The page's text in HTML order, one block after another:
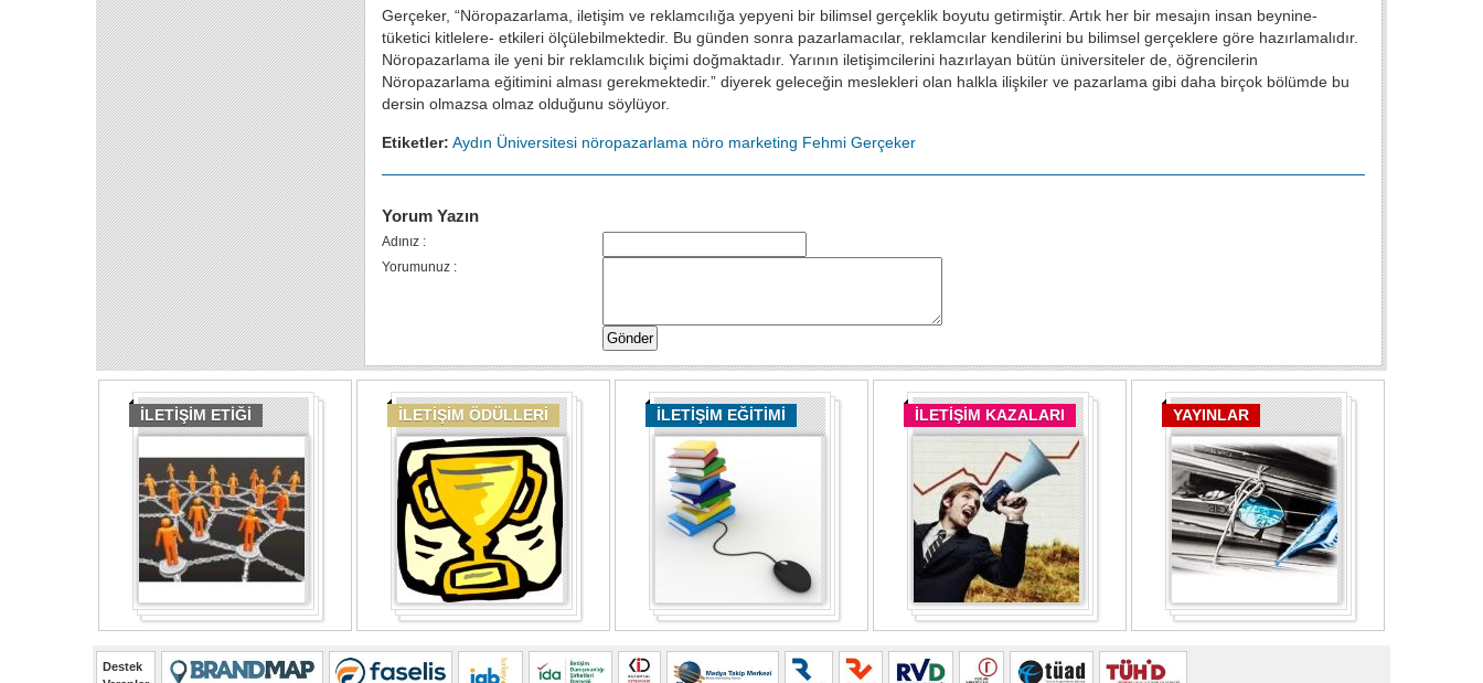
Gerçeker, “Nöropazarlama, iletişim ve reklamcılığa yepyeni bir bilimsel gerçeklik boyutu getirmiştir. Artık her bir mesajın insan beynine-
tüketici kitlelere- etkileri ölçülebilmektedir. Bu günden sonra pazarlamacılar, reklamcılar kendilerini bu bilimsel gerçeklere göre hazırlamalıdır.
Nöropazarlama ile yeni bir reklamcılık biçimi doğmaktadır. Yarının iletişimcilerini hazırlayan bütün üniversiteler de, öğrencilerin
Nöropazarlama eğitimini alması gerekmektedir.” diyerek geleceğin meslekleri olan halkla ilişkiler ve pazarlama gibi daha birçok bölümde bu
dersin olmazsa olmaz olduğunu söylüyor.
Etiketler: Aydın Üniversitesi nöropazarlama nöro marketing Fehmi Gerçeker
Yorum Yazın
Adınız :
Yorumunuz :
İLETİŞİM ETİĞİ İLETİŞİM ÖDÜLLERİ İLETİŞİM EĞİTİMİ İLETİŞİM KAZALARI YAYINLAR
Destek